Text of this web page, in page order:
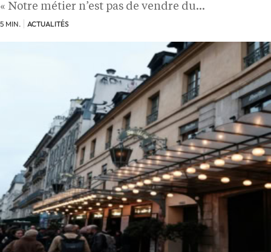
« Notre métier n’est pas de vendre du…
5 MIN. ACTUALITÉS